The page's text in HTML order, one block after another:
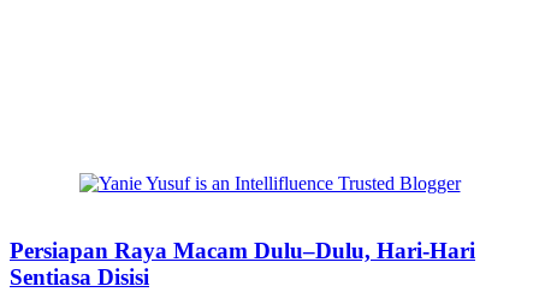
Persiapan Raya Macam Dulu–Dulu, Hari-Hari
Sentiasa Disisi